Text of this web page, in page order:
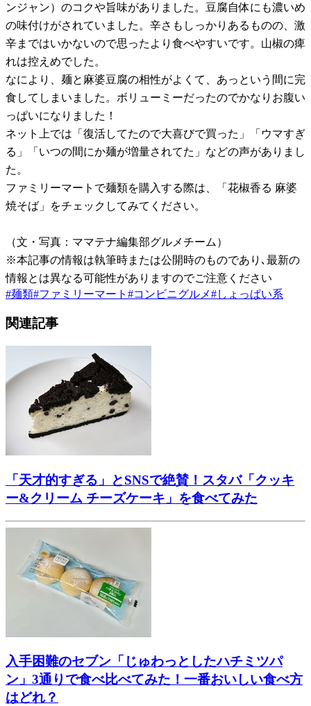
ンジャン）のコクや旨味がありました。豆腐自体にも濃いめ
の味付けがされていました。辛さもしっかりあるものの、激
辛まではいかないので思ったより食べやすいです。山椒の痺
れは控えめでした。
なにより、麺と麻婆豆腐の相性がよくて、あっという間に完
食してしまいました。ボリューミーだったのでかなりお腹い
っぱいになりました！
ネット上では「復活してたので大喜びで買った」「ウマすぎ
る」「いつの間にか麺が増量されてた」などの声がありまし
た。
ファミリーマートで麺類を購入する際は、「花椒香る 麻婆
焼そば」をチェックしてみてください。
（文・写真：ママテナ編集部グルメチーム）
※本記事の情報は執筆時または公開時のものであり､最新の
情報とは異なる可能性がありますのでご注意ください
#麺類#ファミリーマート #コンビニグルメ#しょっぱい系
関連記事
「天才的すぎる」とSNSで絶賛！スタバ「クッキ
ー&クリーム チーズケーキ」を食べてみた
入手困難のセブン「じゅわっとしたハチミツパ
ン」3通りで食べ比べてみた！一番おいしい食べ方
はどれ？